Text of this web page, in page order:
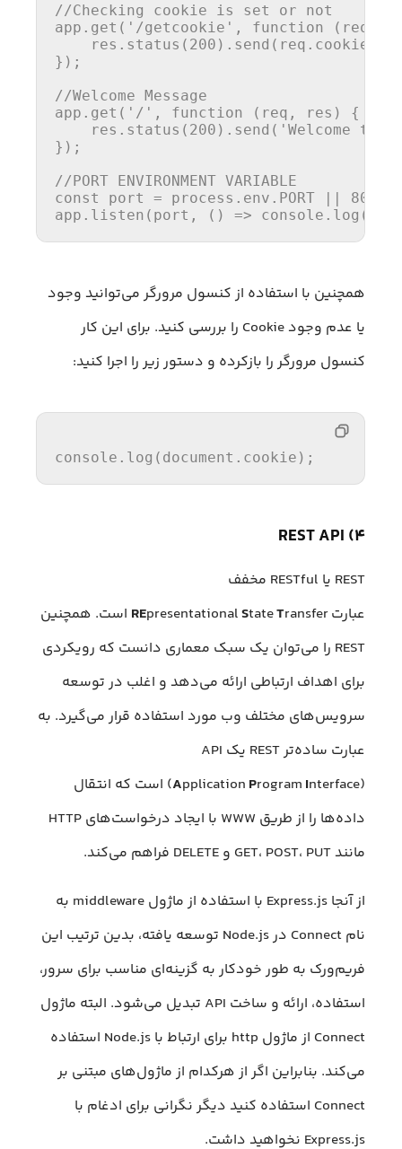
//Checking cookie is set or not
app. get ( '/getcookie' , function ( req,
    res.
status ( 200 ). send (req. cookies
});
//Welcome Message
app. get ( '/' , function ( req, res ) {
    res.
status ( 200 ). send ( 'Welcome to
});
//PORT ENVIRONMENT VARIABLE
const
port = process. env . PORT || 8080
app. listen (port, () => console . log (
همچنین با استفاده از کنسول مرورگر می‌توانید وجود
یا عدم وجود Cookie را بررسی کنید. برای این کار
کنسول مرورگر را بازکرده و دستور زیر را اجرا کنید:
console . log ( document . cookie );
۴) REST API
REST یا RESTful مخفف
عبارت
REpresentationalStateT
ransfer است. همچنین
REST را می‌توان یک سبک معماری دانست که رویکردی
برای اهداف ارتباطی ارائه می‌دهد و اغلب در توسعه
سرویس‌های مختلف وب مورد استفاده قرار می‌گیرد. به
عبارت ساده‌تر REST یک API
(Application Program I
nterface) است که انتقال
داده‌ها را از طریق WWW با ایجاد درخواست‌های HTTP
مانند GET، POST، PUT و DELETE فراهم می‌کند.
از آنجا Express.js با استفاده از ماژول middleware به
نام Connect در Node.js توسعه یافته، بدین ترتیب این
فریم‌ورک به طور خودکار به گزینه‌ای مناسب برای سرور،
استفاده، ارائه و ساخت API تبدیل می‌شود. البته ماژول
Connect از ماژول http برای ارتباط با Node.js استفاده
می‌کند. بنابراین اگر از هرکدام از ماژول‌های مبتنی بر
Connect استفاده کنید دیگر نگرانی برای ادغام با
Express.js نخواهید داشت.